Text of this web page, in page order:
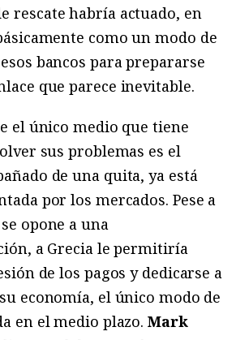
rescate habría actuado, en
como un modo de
bancos para prepararse
que parece inevitable.
el único medio que tiene
sus problemas es el
de una quita, ya está
por los mercados. Pese a
opone a una
a Grecia le permitiría
de los pagos y dedicarse a
economía, el único modo de
en el medio plazo.Mark